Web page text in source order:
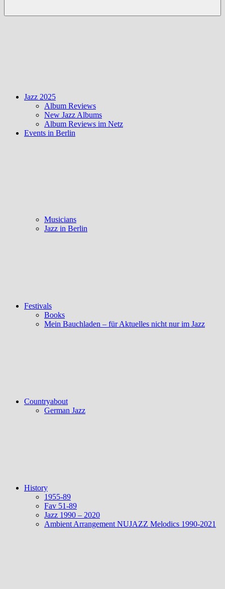
Jazz 2025
Album Reviews
New Jazz Albums
Album Reviews im Netz
Events in Berlin
Musicians
Jazz in Berlin
Festivals
Books
Mein Bauchladen – für Aktuelles nicht nur im Jazz
Countryabout
German Jazz
History
1955-89
Fav 51-89
Jazz 1990 – 2020
Ambient Arrangement NUJAZZ Melodics 1990-2021